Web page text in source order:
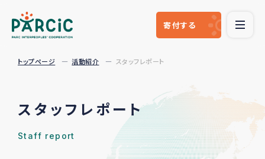
寄付する
トップページ 活動紹介 スタッフレポート
スタッフレポート
Staff report